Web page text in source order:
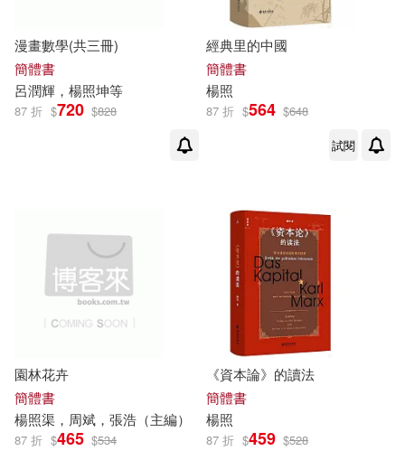
野人(1)
金城出版社(1)
漫畫數學(共三冊)
簡體書
呂潤輝， 楊照坤等
87 折 $720 $828
經典里的中國
簡體書
楊照
87 折 $564 $648
試閱
園林花卉
簡體書
楊照渠，周斌，張浩（主編）
87 折 $465 $534
《資本論》的讀法
簡體書
楊照
87 折 $459 $528